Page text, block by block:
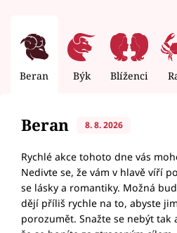
Beran Býk Blíženci
Beran 8. 8. 2026
Rychlé akce tohoto dne vás
Nedivte se, že vám v hlavě víří
se lásky a romantiky. Možná
dějí příliš rychle na to, abyste
porozumět. Snažte se nebýt